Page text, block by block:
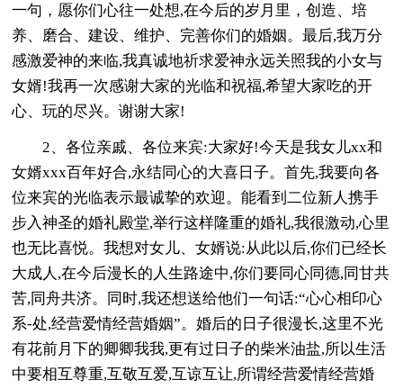
一句，愿你们心往一处想,在今后的岁月里，创造、培
养、磨合、建设、维护、完善你们的婚姻。最后,我万分
感激爱神的来临,我真诚地祈求爱神永远关照我的小女与
女婿!我再一次感谢大家的光临和祝福,希望大家吃的开
心、玩的尽兴。谢谢大家!
2、各位亲戚、各位来宾:大家好!今天是我女儿xx和
女婿xxx百年好合,永结同心的大喜日子。首先,我要向各
位来宾的光临表示最诚挚的欢迎。能看到二位新人携手
步入神圣的婚礼殿堂,举行这样隆重的婚礼,我很激动,心里
也无比喜悦。我想对女儿、女婿说:从此以后,你们已经长
大成人,在今后漫长的人生路途中,你们要同心同德,同甘共
苦,同舟共济。同时,我还想送给他们一句话:“心心相印心
系-处,经营爱情经营婚姻”。婚后的日子很漫长,这里不光
有花前月下的卿卿我我,更有过日子的柴米油盐,所以生活
中要相互尊重,互敬互爱,互谅互让,所谓经营爱情经营婚